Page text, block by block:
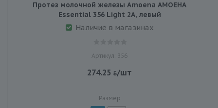
Протез молочной железы Amoena АМОЕНА
Essential 356 Light 2A, левый
Наличие в магазинах
Артикул: 356
274.25 /шт
Размер